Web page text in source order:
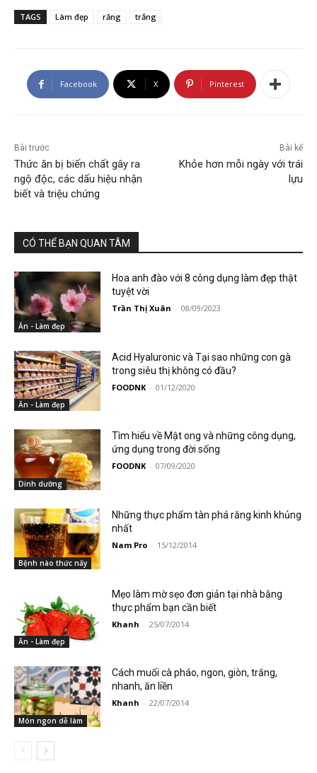
TAGS Làm đẹp răng trắng
Facebook X Pinterest
Bài trước
Thức ăn bị biến chất gây ra
ngộ độc, các dấu hiệu nhận
biết và triệu chứng
Bài kế
Khỏe hơn mỗi ngày với trái
lựu
CÓ THỂ BẠN QUAN TÂM
Ăn - Làm đẹp
Hoa anh đào với 8 công dụng làm đẹp thật
tuyệt vời
Trần Thị Xuân - 08/09/2023
Ăn - Làm đẹp
Acid Hyaluronic và Tại sao những con gà
trong siêu thị không có đầu?
FOODNK - 01/12/2020
Dinh dưỡng
Tìm hiểu về Mật ong và những công dụng,
ứng dụng trong đời sống
FOODNK - 07/09/2020
Bệnh nào thức nấy
Những thực phẩm tàn phá răng kinh khủng
nhất
Nam Pro - 15/12/2014
Ăn - Làm đẹp
Mẹo làm mờ sẹo đơn giản tại nhà bằng
thực phẩm bạn cần biết
Khanh - 25/07/2014
Món ngon dễ làm
Cách muối cà pháo, ngon, giòn, trắng,
nhanh, ăn liền
Khanh - 22/07/2014